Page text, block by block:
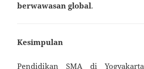
berwawasan global.
Kesimpulan
Pendidikan SMA di